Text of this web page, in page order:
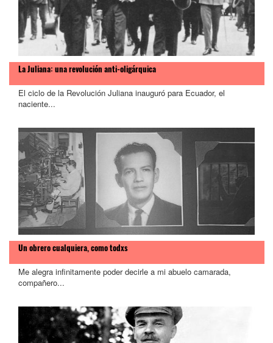
La Juliana: una revolución anti-oligárquica
El ciclo de la Revolución Juliana inauguró para Ecuador, el
naciente...
Un obrero cualquiera, como todxs
Me alegra infinitamente poder decirle a mi abuelo camarada,
compañero...